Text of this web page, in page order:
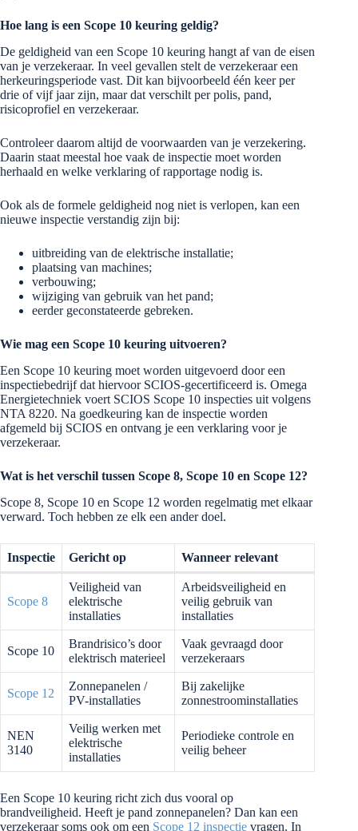
Hoe lang is een Scope 10 keuring geldig?
De geldigheid van een Scope 10 keuring hangt af van de eisen
van je verzekeraar. In veel gevallen stelt de verzekeraar een
herkeuringsperiode vast. Dit kan bijvoorbeeld één keer per
drie of vijf jaar zijn, maar dat verschilt per polis, pand,
risicoprofiel en verzekeraar.
Controleer daarom altijd de voorwaarden van je verzekering.
Daarin staat meestal hoe vaak de inspectie moet worden
herhaald en welke verklaring of rapportage nodig is.
Ook als de formele geldigheid nog niet is verlopen, kan een
nieuwe inspectie verstandig zijn bij:
uitbreiding van de elektrische installatie;
plaatsing van machines;
verbouwing;
wijziging van gebruik van het pand;
eerder geconstateerde gebreken.
Wie mag een Scope 10 keuring uitvoeren?
Een Scope 10 keuring moet worden uitgevoerd door een
inspectiebedrijf dat hiervoor SCIOS-gecertificeerd is. Omega
Energietechniek voert SCIOS Scope 10 inspecties uit volgens
NTA 8220. Na goedkeuring kan de inspectie worden
afgemeld bij SCIOS en ontvang je een verklaring voor je
verzekeraar.
Wat is het verschil tussen Scope 8, Scope 10 en Scope 12?
Scope 8, Scope 10 en Scope 12 worden regelmatig met elkaar
verward. Toch hebben ze elk een ander doel.
Inspectie Gericht op Wanneer relevant
Scope 8
Veiligheid van
elektrische
installaties
Arbeidsveiligheid en
veilig gebruik van
installaties
Scope 10
Brandrisico’s door
elektrisch materieel
Vaak gevraagd door
verzekeraars
Scope 12
Zonnepanelen /
PV-installaties
Bij zakelijke
zonnestroominstallaties
NEN
3140
Veilig werken met
elektrische
installaties
Periodieke controle en
veilig beheer
Een Scope 10 keuring richt zich dus vooral op
brandveiligheid. Heeft je pand zonnepanelen? Dan kan een
verzekeraar soms ook om een Scope 12 inspectie vragen. In